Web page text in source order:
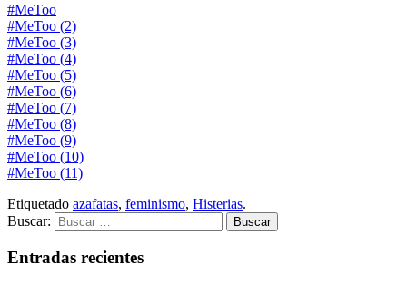
#MeToo
#MeToo (2)
#MeToo (3)
#MeToo (4)
#MeToo (5)
#MeToo (6)
#MeToo (7)
#MeToo (8)
#MeToo (9)
#MeToo (10)
#MeToo (11)
Etiquetado azafatas, feminismo, Histerias.
Buscar:
Entradas recientes